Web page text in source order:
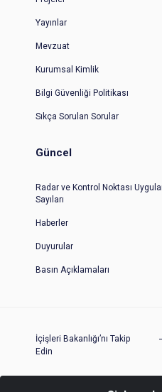
Yayınlar
Mevzuat
Kurumsal Kimlik
Bilgi Güvenliği Politikası
Sıkça Sorulan Sorular
Güncel
Radar ve Kontrol Noktası
Sayıları
Haberler
Duyurular
Basın Açıklamaları
İçişleri Bakanlığı’nı Takip
Edin